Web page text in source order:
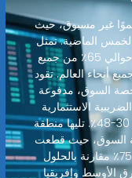
غير مسبوق، حيث
السنوات الخمس الماضية. تمثل
أنظمة تخزين الطاقة والكهروضوئية الآن حوالي 65٪ من جميع
أنحاء العالم. تقود
وأوروبا بنسبة 62٪ من حصة السوق، مدفوعة
الاستثمارية
التي تقلل التكاليف الإجمالية للنظام بنسبة 30-48٪. تليها منطقة
بنسبة 45٪ من حصة السوق، حيث قطعت
التصاميم المعيارية أوقات التثبيت بنسبة 75٪ مقارنة بالحلول
الأوسط وإفريقيا